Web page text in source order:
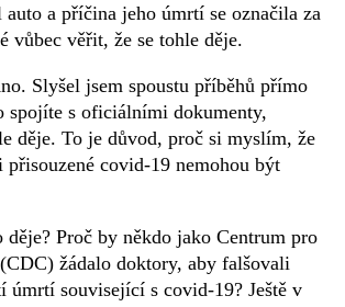
a příčina jeho úmrtí se označila za
vůbec věřit, že se tohle děje.
Slyšel jsem spoustu příběhů přímo
s oficiálními dokumenty,
děje. To je důvod, proč si myslím, že
přisouzené covid-19 nemohou být
děje? Proč by někdo jako Centrum pro
žádalo doktory, aby falšovali
úmrtí související s covid-19? Ještě v